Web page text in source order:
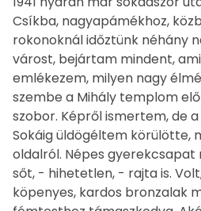
Csíkba, nagyapámékhoz,
rokonoknál időztünk néhány
várost, bejártam mindent,
emlékezem, milyen nagy
szembe a Mihály templom
szobor. Képről ismertem, de
Sokáig üldögéltem körülötte,
oldalról. Népes
sőt, - hihetetlen, - rajta is.
köpenyes, kardos bronzalak